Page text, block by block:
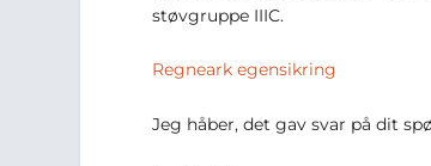
støvgruppe IIIC.
Regneark egensikring
Jeg håber, det gav svar på dit